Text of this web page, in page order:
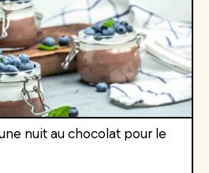
nuit au chocolat pour le